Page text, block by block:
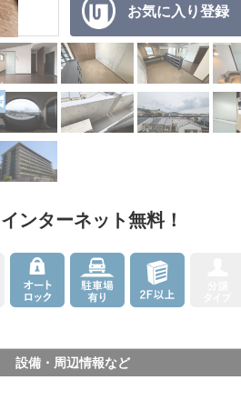
お気に入り登録
ンターネット無料！
設備・周辺情報など